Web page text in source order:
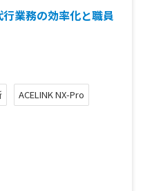
業務の効率化と職員
ACELINK NX-Pro